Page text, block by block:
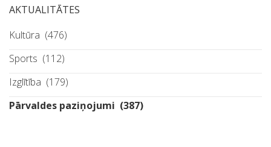
AKTUALITĀTES
Kultūra (476)
Sports (112)
Izglītība (179)
Pārvaldes paziņojumi (387)